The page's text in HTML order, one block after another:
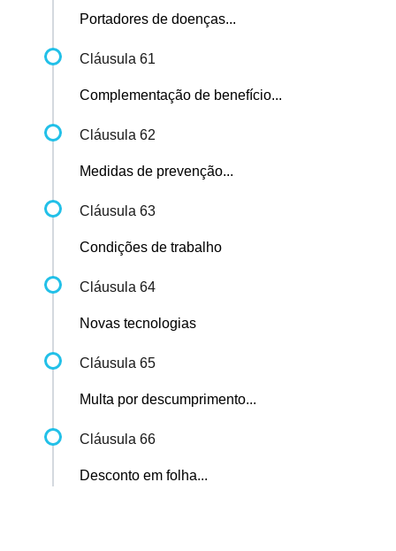
Portadores de doenças...
Cláusula 61
Complementação de benefício...
Cláusula 62
Medidas de prevenção...
Cláusula 63
Condições de trabalho
Cláusula 64
Novas tecnologias
Cláusula 65
Multa por descumprimento...
Cláusula 66
Desconto em folha...